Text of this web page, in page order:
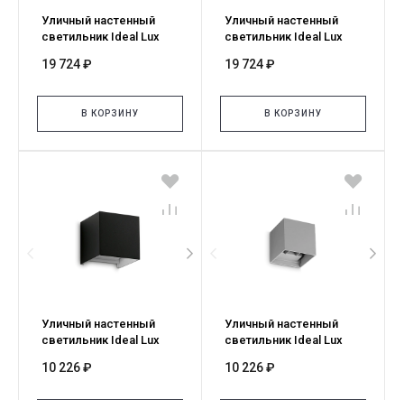
Уличный настенный
светильник Ideal Lux
4000K 366869
19 724 ₽
В КОРЗИНУ
Уличный настенный
светильник Ideal Lux
ANTRACITE 4000K
19 724 ₽
В КОРЗИНУ
Уличный настенный
светильник Ideal Lux
4000K 366845
10 226 ₽
Уличный настенный
светильник Ideal Lux
4000K 366838
10 226 ₽